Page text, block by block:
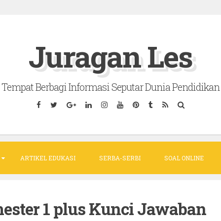
Juragan Les
Tempat Berbagi Informasi Seputar Dunia Pendidikan
ARTIKEL EDUKASI SERBA-SERBI SOAL ONLINE
1 plus Kunci Jawaban